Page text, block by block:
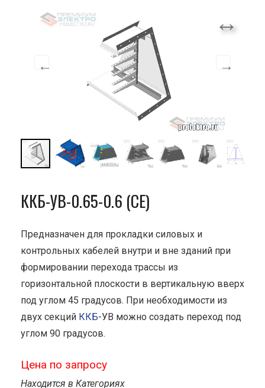
ККБ-УВ-0.65-0.6 (СЕ)
Предназначен для прокладки силовых и
контрольных кабелей внутри и вне зданий при
формировании перехода трассы из
горизонтальной плоскости в вертикальную вверх
под углом 45 градусов. При необходимости из
двух секций ККБ-УВ можно создать переход под
углом 90 градусов.
Цена по запросу
Находится в Категориях